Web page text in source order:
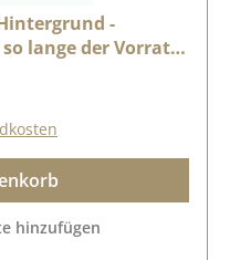
-
lange der Vorrat
hinzufügen